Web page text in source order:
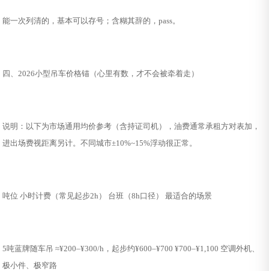
能一次列清的，基本可以存号；含糊其辞的，pass。
四、2026小型吊车价格锚（心里有数，才不会被牵着走）
说明：以下为市场通用均价参考（含持证司机），油费通常承租方对表加，
进出场费视距离另计。不同城市±10%~15%浮动很正常。
吨位 小时计费（常见起步2h） 台班（8h口径） 最适合的场景
5吨蓝牌随车吊 ≈¥200–¥300/h，起步约¥600–¥700 ¥700–¥1,100 空调外机、
极小件、极窄路